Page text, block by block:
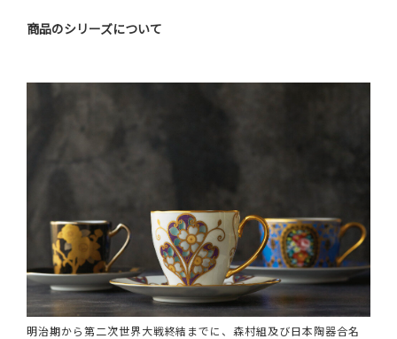
商品のシリーズについて
明治期から第二次世界大戦終結までに、森村組及び日本陶器合名